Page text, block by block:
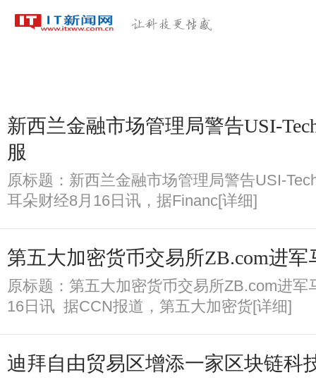
新西兰金融市场管理局警告USI-
服
原标题：新西兰金融市场管理局警告USI-
耳朵财经8月16日讯，据Financ[详细]
第五大加密货币交易所ZB.com进军
原标题：第五大加密货币交易所ZB.com进军
16日讯 据CCN报道，第五大加密货[详细]
迪拜自由贸易区增添一家区块链科